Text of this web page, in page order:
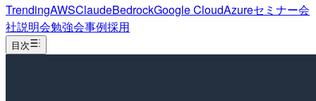
TrendingAWSClaudeBedrockGoogle CloudAzureセミナー会
社説明会勉強会事例採用
目次